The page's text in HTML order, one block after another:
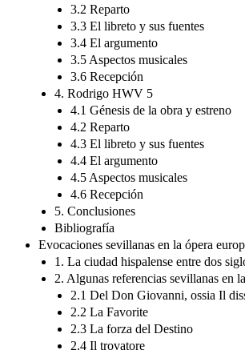
3.2 Reparto
3.3 El libreto y sus fuentes
3.4 El argumento
3.5 Aspectos musicales
3.6 Recepción
4. Rodrigo HWV 5
4.1 Génesis de la obra y estreno
4.2 Reparto
4.3 El libreto y sus fuentes
4.4 El argumento
4.5 Aspectos musicales
4.6 Recepción
5. Conclusiones
Bibliografía
Evocaciones sevillanas en la ópera
1. La ciudad hispalense entre dos
2. Algunas referencias sevillanas en
2.1 Del Don Giovanni, ossia Il
2.2 La Favorite
2.3 La forza del Destino
2.4 Il trovatore